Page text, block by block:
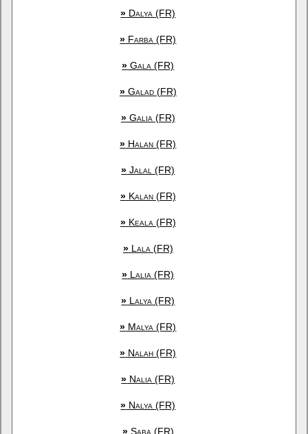
» Dalya (FR)
» Farba (FR)
» Gala (FR)
»Galad (FR)
»Galia (FR)
» Halan (FR)
» Jalal (FR)
»Kalan (FR)
»Keala (FR)
»Lala (FR)
» Lalia (FR)
» Lalya (FR)
» Malya (FR)
» Nalah (FR)
» Nalia (FR)
» Nalya (FR)
»Saba (FR)